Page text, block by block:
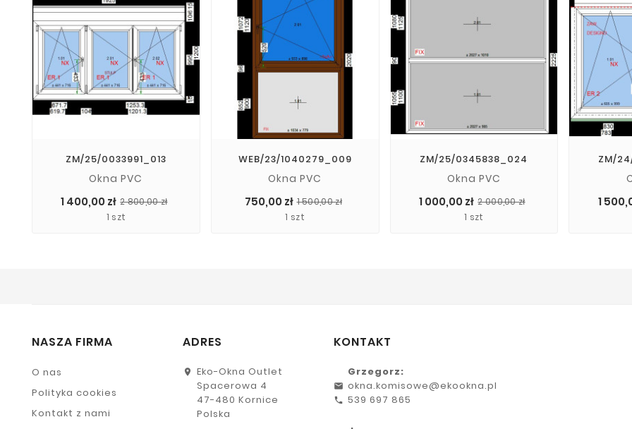
ZM/25/0033991_013
Okna PVC
1 400,00 zł 2 800,00 zł
1 szt
WEB/23/1040279_009
Okna PVC
750,00 zł 1 500,00 zł
1 szt
ZM/25/0345838_024
Okna PVC
1 000,00 zł 2 000,00 zł
1 szt
ZM/
1
NASZA FIRMA
O nas
Polityka cookies
Kontakt z nami
ADRES
Eko-Okna Outlet
Spacerowa 4
47-480 Kornice
Polska
KONTAKT
Grzegorz:
okna.komisowe@ekookna.pl
539 697 865